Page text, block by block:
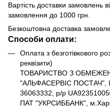
Вартість доставки замовлень
замовлення до 1000 грн.
Безкоштовна доставка
Способи оплати:
Оплата з безготівкового
реквізити)
ТОВАРИСТВО З
"АЛЬФАСЕРВІС ПОСТАЧ",
36063332, р/р
ПАТ "УКРСИББАНК",